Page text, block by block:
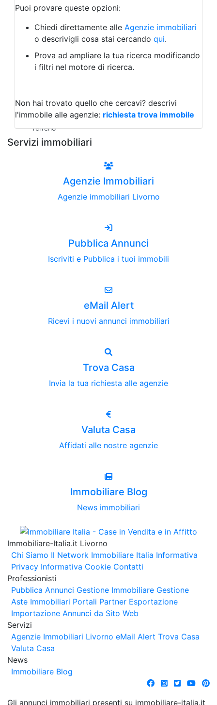
Bar/Ristorante
Albergo
Laboratorio Artigianale
Negozio/locale commerciale
Agriturismo
Magazzini
Qualsiasi
Terreno edificabile
Terreno
Puoi provare queste opzioni:
Chiedi direttamente alle Agenzie immobiliari
o descrivigli cosa stai cercando qui.
Prova ad ampliare la tua ricerca modificando
i filtri nel motore di ricerca.
Non hai trovato quello che cercavi? descrivi
l'immobile alle agenzie: richiesta trova immobile
Servizi immobiliari
Agenzie Immobiliari
Agenzie immobiliari Livorno
Pubblica Annunci
Iscriviti e Pubblica i tuoi immobili
eMail Alert
Ricevi i nuovi annunci immobiliari
Trova Casa
Invia la tua richiesta alle agenzie
Valuta Casa
Affidati alle nostre agenzie
Immobiliare Blog
News immobiliari
Immobiliare-Italia.it Livorno
Chi Siamo Il Network Immobiliare Italia Informativa
Privacy Informativa Cookie Contatti
Professionisti
Pubblica Annunci Gestione Immobiliare Gestione
Aste Immobiliari Portali Partner Esportazione
Importazione Annunci da Sito Web
Servizi
Agenzie Immobiliari Livorno eMail Alert Trova Casa
Valuta Casa
News
Immobiliare Blog
Gli annunci immobiliari presenti su immobiliare-italia.it